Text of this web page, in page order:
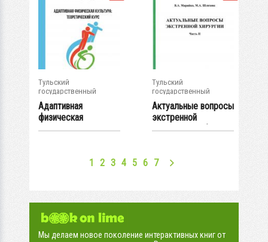
Тульский
государственный
университет
Адаптивная
физическая
культура:
Тульский
государственный
университет
Актуальные вопросы
экстренной
хирургии: учебное...
1 2 3 4 5 6 7
Мы делаем новое поколение интерактивных книг от